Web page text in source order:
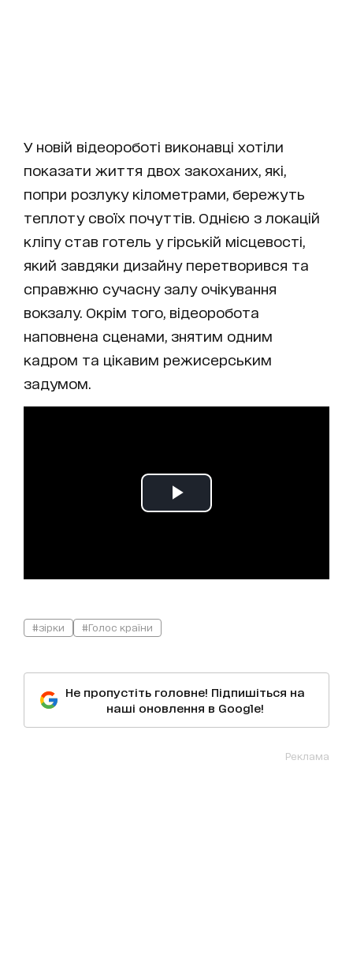
У новій відеороботі виконавці хотіли
показати життя двох закоханих, які,
попри розлуку кілометрами, бережуть
теплоту своїх почуттів. Однією з локацій
кліпу став готель у гірській місцевості,
який завдяки дизайну перетворився та
справжню сучасну залу очікування
вокзалу. Окрім того, відеоробота
наповнена сценами, знятим одним
кадром та цікавим режисерським
задумом.
#зірки #Голос країни
Не пропустіть головне! Підпишіться на
наші оновлення в Google!
Реклама